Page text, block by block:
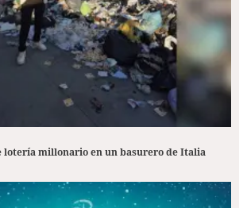
lotería millonario en un basurero de Italia